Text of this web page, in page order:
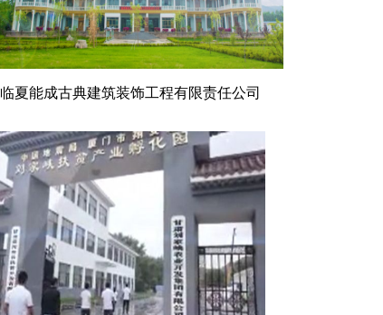
临夏能成古典建筑装饰工程有限责任公司